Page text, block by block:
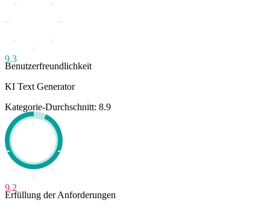
9.3
Benutzerfreundlichkeit
KI Text Generator
Kategorie-Durchschnitt: 8.9
9.2
Erfüllung der Anforderungen